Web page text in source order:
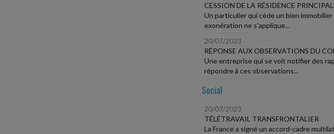
CESSION DE LA RÉSIDENCE
Un particulier qui cède un bien
exonération ne s'applique...
20/07/2023
RÉPONSE AUX OBSERVATIONS DU
Une entreprise qui se voit notifier des
répondre à ces observations...
Social
20/07/2023
TÉLÉTRAVAIL TRANSFRONTALIER
La France a signé un accord-cadre